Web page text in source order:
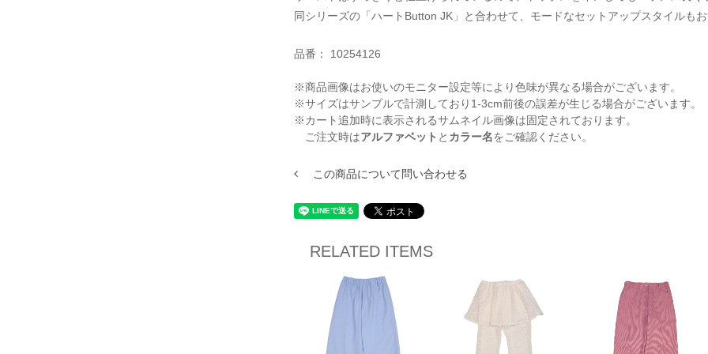
同シリーズの「ハートButton JK」と合わせて、モードなセットアップスタイルも
品番： 10254126
※商品画像はお使いのモニター設定等により色味が異なる場合がございます。
※サイズはサンプルで計測しており1-3cm前後の誤差が生じる場合がございます。
※カート追加時に表示されるサムネイル画像は固定されております。
ご注文時はアルファベット と カラー名をご確認ください。
この商品について問い合わせる
RELATED ITEMS